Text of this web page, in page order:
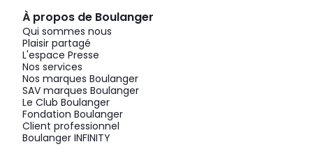
À propos de Boulanger
Qui sommes nous
Plaisir partagé
L'espace Presse
Nos services
Nos marques Boulanger
SAV marques Boulanger
Le Club Boulanger
Fondation Boulanger
Client professionnel
Boulanger INFINITY